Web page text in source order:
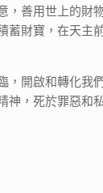
，善用世上的財
蓄財寶，在天主
，開啟和轉化我
神，死於罪惡和